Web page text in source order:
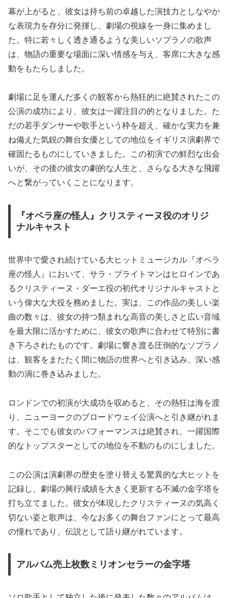
幕が上がると、彼女は持ち前の卓越した演技力としなやか
な表現力を存分に発揮し、劇場の視線を一身に集めまし
た。特に若々しく透き通るような美しいソプラノの歌声
は、物語の重要な場面に深い情感を与え、客席に大きな感
動をもたらしました。
劇場に足を運んだ多くの観客から熱狂的に絶賛されたこの
公演の成功により、彼女は一躍注目の的となりました。た
だの若手ダンサーや歌手という枠を超え、確かな実力を兼
ね備えた気鋭の舞台女優としての地位をイギリス演劇界で
確固たるものにしていきました。この初演での鮮烈な出会
いが、その後の彼女の劇的な人生と、さらなる大きな飛躍
へと繋がっていくことになります。
『オペラ座の怪人』クリスティーヌ役のオリジ
ナルキャスト
世界中で愛され続けている大ヒットミュージカル『オペラ
座の怪人』において、サラ・ブライトマンはヒロインであ
るクリスティーヌ・ダーエ役の初代オリジナルキャストと
いう偉大な大役を務めました。実は、この作品の美しい楽
曲の数々は、彼女の持つ類まれな高音の美しさと広い音域
を最大限に活かすために、彼女の歌声に合わせて特別に書
き下ろされたものです。劇場に響き渡る圧倒的なソプラノ
は、観客をまたたく間に物語の世界へと引き込み、深い感
動の渦に巻き込みました。
ロンドンでの初演が大成功を収めると、その熱狂は海を渡
り、ニューヨークのブロードウェイ公演へと引き継がれま
す。そこでも彼女のパフォーマンスは絶賛され、一躍国際
的なトップスターとしての地位を不動のものにしました。
この公演は演劇界の歴史を塗り替える驚異的な大ヒットを
記録し、劇場の興行成績を大きく更新する不滅の金字塔を
打ち立てました。彼女が体現したクリスティーヌの気高く
切ない姿と歌声は、今なお多くの舞台ファンにとって最高
の憧れであり、伝説として語り継がれています。
アルバム売上枚数ミリオンセラーの金字塔